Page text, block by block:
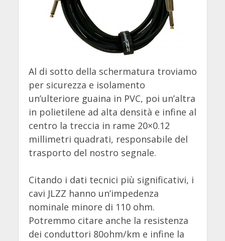
Al di sotto della schermatura troviamo
per sicurezza e isolamento
un’ulteriore guaina in PVC, poi un’altra
in polietilene ad alta densità e infine al
centro la treccia in rame 20×0.12
millimetri quadrati, responsabile del
trasporto del nostro segnale.
Citando i dati tecnici più significativi, i
cavi JLZZ hanno un’impedenza
nominale minore di 110 ohm.
Potremmo citare anche la resistenza
dei conduttori 80ohm/km e infine la